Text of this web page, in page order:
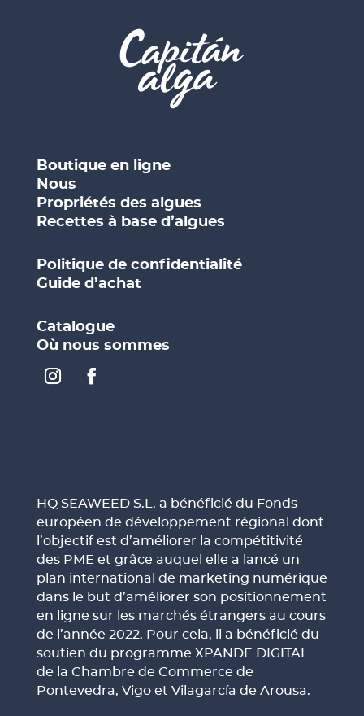
Boutique en ligne
Nous
Propriétés des algues
Recettes à base d’algues
Politique de confidentialité
Guide d’achat
Catalogue
Où nous sommes
HQ SEAWEED S.L. a bénéficié du Fonds
européen de développement régional dont
l’objectif est d’améliorer la compétitivité
des PME et grâce auquel elle a lancé un
plan international de marketing numérique
dans le but d’améliorer son positionnement
en ligne sur les marchés étrangers au cours
de l’année 2022. Pour cela, il a bénéficié du
soutien du programme XPANDE DIGITAL
de la Chambre de Commerce de
Pontevedra, Vigo et Vilagarcía de Arousa.